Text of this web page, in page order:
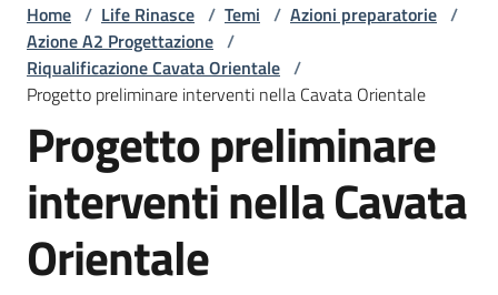
Home / Life Rinasce / Temi / Azioni preparatorie /
Azione A2 Progettazione /
Riqualificazione Cavata Orientale /
Progetto preliminare interventi nella Cavata Orientale
Progetto preliminare
interventi nella Cavata
Orientale